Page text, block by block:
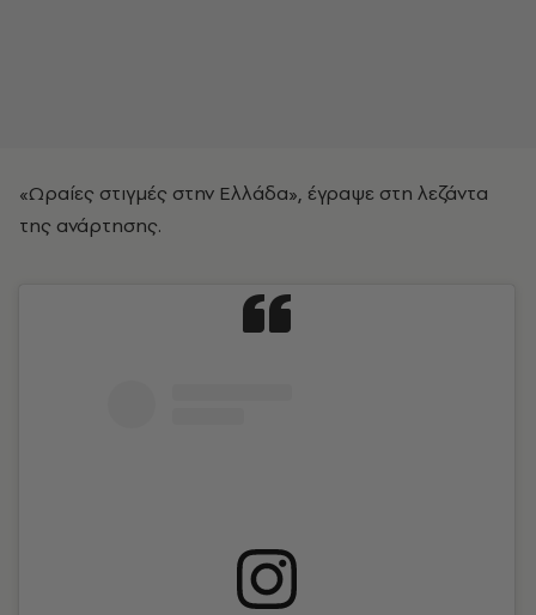
«Ωραίες στιγμές στην Ελλάδα», έγραψε στη λεζάντα
της ανάρτησης.